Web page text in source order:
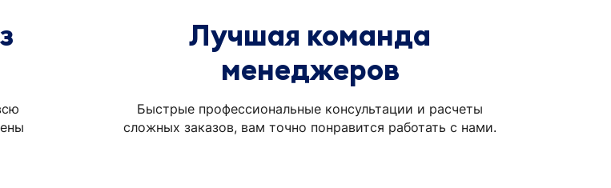
Лучшая команда
менеджеров
Быстрые профессиональные консультации и расчеты
сложных заказов, вам точно понравится работать с нами.